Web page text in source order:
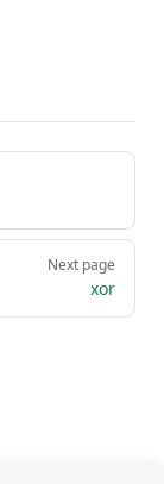
Next page
xor